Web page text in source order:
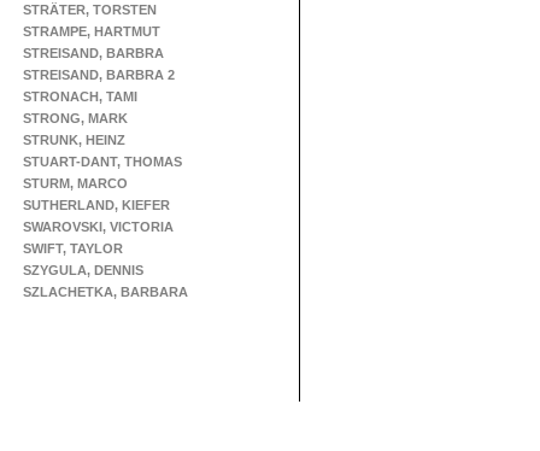
STRÄTER, TORSTEN
STRAMPE, HARTMUT
STREISAND, BARBRA
STREISAND, BARBRA 2
STRONACH, TAMI
STRONG, MARK
STRUNK, HEINZ
STUART-DANT, THOMAS
STURM, MARCO
SUTHERLAND, KIEFER
SWAROVSKI, VICTORIA
SWIFT, TAYLOR
SZYGULA, DENNIS
SZLACHETKA, BARBARA